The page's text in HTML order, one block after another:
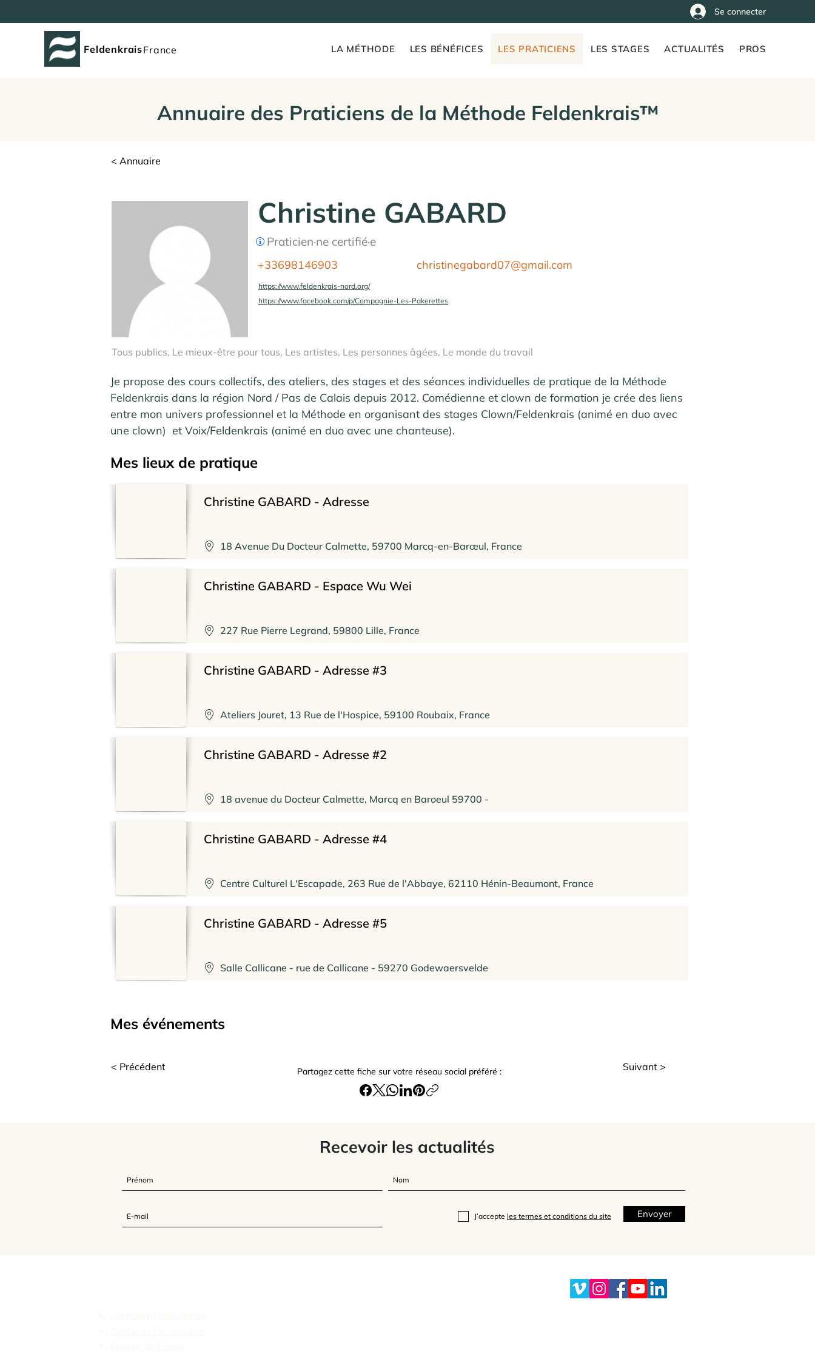
Se connecter
FeldenkraisFrance LA MÉTHODE LES BÉNÉFICES LES PRATICIENS LES STAGES ACTUALITÉS PROS
Annuaire des Praticiens de la Méthode Feldenkrais™
< Annuaire
Christine GABARD
Praticien·ne certifié·e
+33698146903 christinegabard07@gmail.com
https://www.feldenkrais-nord.org/
https://www.facebook.com/p/Compagnie-Les-Pakerettes
Tous publics, Le mieux-être pour tous, Les artistes, Les personnes âgées, Le monde du travail
Je propose des cours collectifs, des ateliers, des stages et des séances individuelles de pratique de la Méthode
Feldenkrais dans la région Nord / Pas de Calais depuis 2012. Comédienne et clown de formation je crée des liens
entre mon univers professionnel et la Méthode en organisant des stages Clown/Feldenkrais (animé en duo avec
une clown)  et Voix/Feldenkrais (animé en duo avec une chanteuse).
Mes lieux de pratique
Christine GABARD - Adresse
18 Avenue Du Docteur Calmette, 59700 Marcq-en-Barœul, France
Christine GABARD - Espace Wu Wei
227 Rue Pierre Legrand, 59800 Lille, France
Christine GABARD - Adresse #3
Ateliers Jouret, 13 Rue de l'Hospice, 59100 Roubaix, France
Christine GABARD - Adresse #2
18 avenue du Docteur Calmette, Marcq en Baroeul 59700 -
Christine GABARD - Adresse #4
Centre Culturel L'Escapade, 263 Rue de l'Abbaye, 62110 Hénin-Beaumont, France
Christine GABARD - Adresse #5
Salle Callicane - rue de Callicane - 59270 Godewaersvelde
Mes événements
< Précédent Partagez cette fiche sur votre réseau social préféré : Suivant >
Recevoir les actualités
J’accepte les termes et conditions du site Envoyer